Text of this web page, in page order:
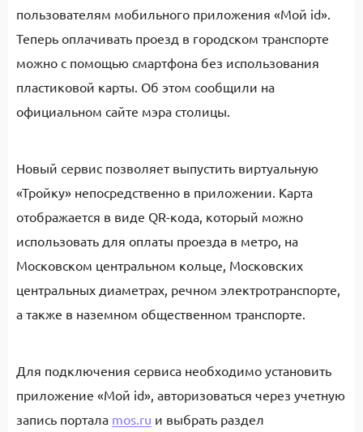
пользователям мобильного приложения «Мой id».
Теперь оплачивать проезд в городском транспорте
можно с помощью смартфона без использования
пластиковой карты. Об этом сообщили на
официальном сайте мэра столицы.
Новый сервис позволяет выпустить виртуальную
«Тройку» непосредственно в приложении. Карта
отображается в виде QR-кода, который можно
использовать для оплаты проезда в метро, на
Московском центральном кольце, Московских
центральных диаметрах, речном электротранспорте,
а также в наземном общественном транспорте.
Для подключения сервиса необходимо установить
приложение «Мой id», авторизоваться через учетную
запись портала mos.ru и выбрать раздел